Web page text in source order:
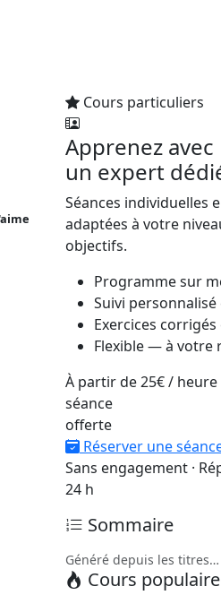
Cours particuliers
Apprenez avec
un expert
Séances individuelles
adaptées à votre
objectifs.
Programme sur
Suivi
Exercices
Flexible — à votre
À partir de25€/ heure
séance
offerte
Réserver une
Sans engagement ·
24 h
Sommaire
Généré depuis les titres…
Cours